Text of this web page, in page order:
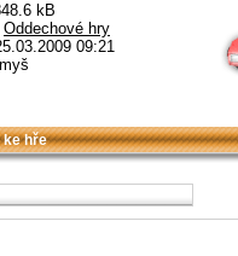
kB
Oddechové hry
09:21
myš
ke hře